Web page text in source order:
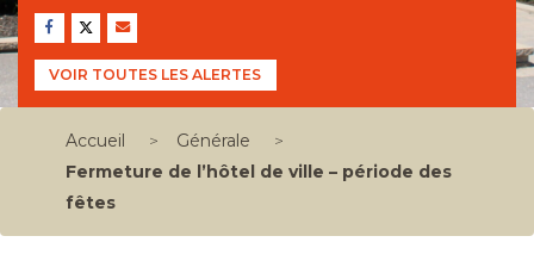
VOIR TOUTES LES ALERTES
Accueil > Générale
>
Fermeture de l’hôtel de ville – période des
fêtes